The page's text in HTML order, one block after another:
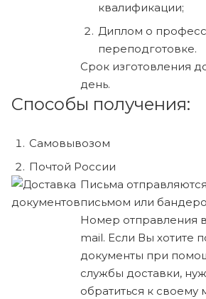
квалификации;
Диплом о
переподготовке.
Срок изготовления
день.
Способы получения:
Самовывозом
Почтой России
Письма
письмом или
Номер отправления
mail. Если Вы хотите
документы при
службы доставки,
обратиться к